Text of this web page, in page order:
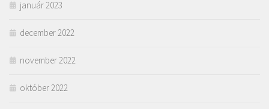
január 2023
december 2022
november 2022
október 2022